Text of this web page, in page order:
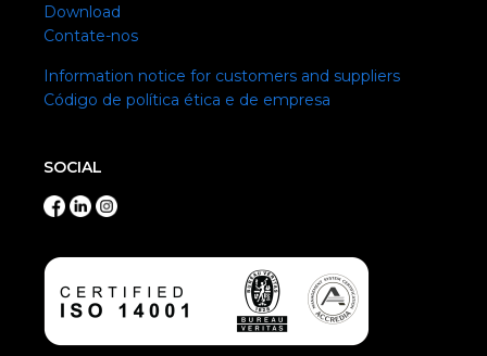
Download
Contate-nos
Information notice for customers and suppliers
Código de política ética e de empresa
SOCIAL